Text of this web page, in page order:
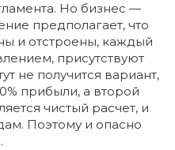
Но бизнес —
предполагает, что
и отстроены, каждый
присутствуют
не получится вариант,
прибыли, а второй
чистый расчет, и
Поэтому и опасно